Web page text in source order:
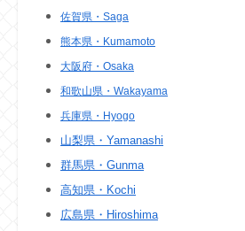
佐賀県・Saga
熊本県・Kumamoto
大阪府・Osaka
和歌山県・Wakayama
兵庫県・Hyogo
山梨県・Yamanashi
群馬県・Gunma
高知県・Kochi
広島県・Hiroshima